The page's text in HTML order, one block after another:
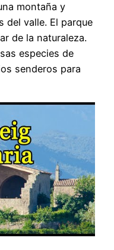
montaña y
del valle. El parque
de la naturaleza.
especies de
senderos para